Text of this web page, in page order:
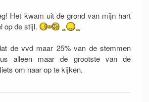
Het kwam uit de grond van mijn hart
op de stijl.
de vvd maar 25% van de stemmen
alleen maar de grootste van de
om naar op te kijken.